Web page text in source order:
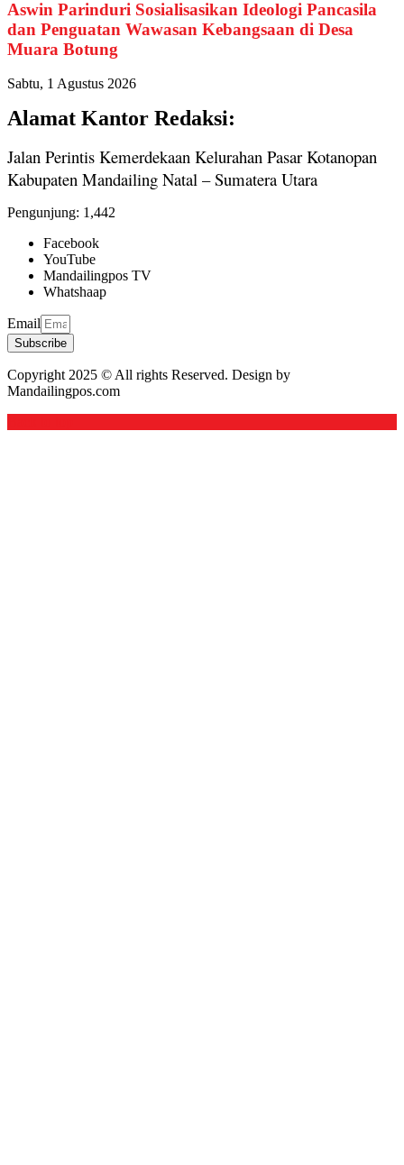
Aswin Parinduri Sosialisasikan Ideologi Pancasila
dan Penguatan Wawasan Kebangsaan di Desa
Muara Botung
Sabtu, 1 Agustus 2026
Alamat Kantor Redaksi:
Jalan Perintis Kemerdekaan Kelurahan Pasar Kotanopan
Kabupaten Mandailing Natal – Sumatera Utara
Pengunjung: 1,442
Facebook
YouTube
Mandailingpos TV
Whatshaap
Email
Subscribe
Copyright 2025 © All rights Reserved. Design by
Mandailingpos.com